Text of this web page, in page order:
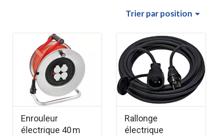
Trierpar position
Enrouleur
électrique 40 m
Rallonge
électrique